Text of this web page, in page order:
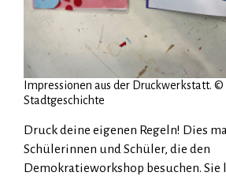
Impressionen aus der Druckwerkstatt. ©
Stadtgeschichte
Druck deine eigenen Regeln! Dies
Schülerinnen und Schüler, die den
Demokratieworkshop besuchen. Sie